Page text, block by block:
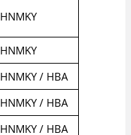
HNMKY
HNMKY
HNMKY / HBA
HNMKY / HBA
HNMKY / HBA